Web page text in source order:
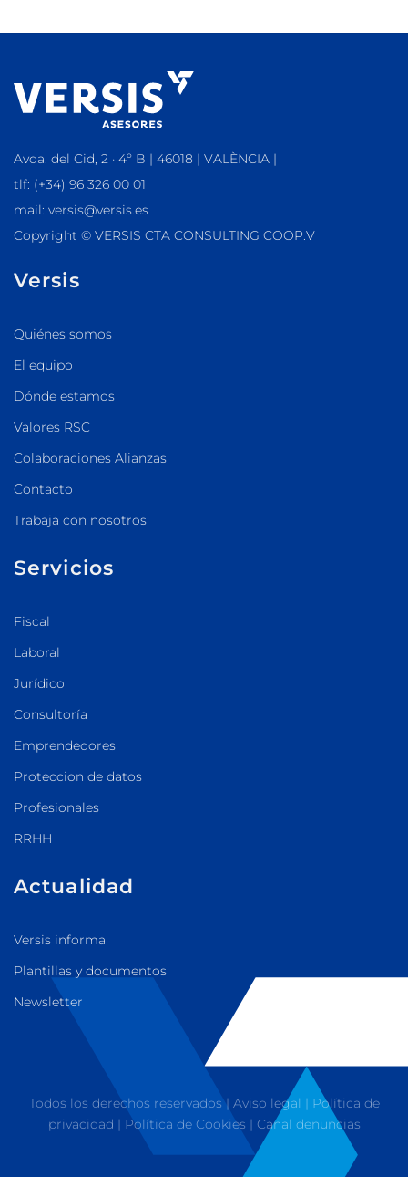
Avda. del Cid, 2 · 4º B | 46018 | VALÈNCIA |
tlf: (+34) 96 326 00 01
mail: versis@versis.es
Copyright © VERSIS CTA CONSULTING COOP.V
Versis
Quiénes somos
El equipo
Dónde estamos
Valores RSC
Colaboraciones Alianzas
Contacto
Trabaja con nosotros
Servicios
Fiscal
Laboral
Jurídico
Consultoría
Emprendedores
Proteccion de datos
Profesionales
RRHH
Actualidad
Versis informa
Plantillas y documentos
Newsletter
Todos los derechos reservados | Aviso legal | Política de
privacidad | Política de Cookies | Canal denuncias